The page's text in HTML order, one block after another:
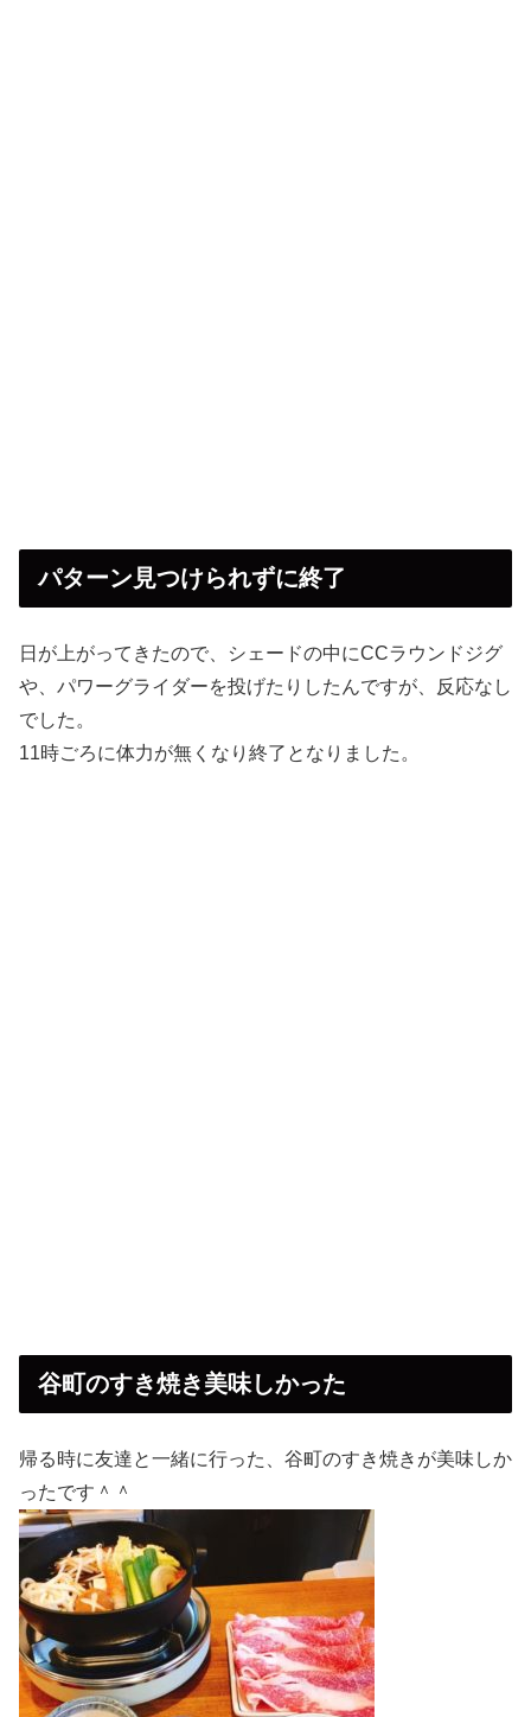
パターン見つけられずに終了
日が上がってきたので、シェードの中にCCラウンドジグ
や、パワーグライダーを投げたりしたんですが、反応なし
でした。
11時ごろに体力が無くなり終了となりました。
谷町のすき焼き美味しかった
帰る時に友達と一緒に行った、谷町のすき焼きが美味しか
ったです＾＾